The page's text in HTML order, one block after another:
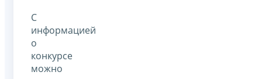
С
информацией
о
конкурсе
можно